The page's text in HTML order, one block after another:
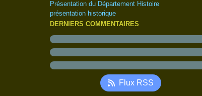
Présentation du Département Histoire
présentation historique
DERNIERS COMMENTAIRES
Flux RSS